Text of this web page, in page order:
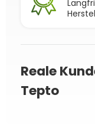
Reale
Tepto